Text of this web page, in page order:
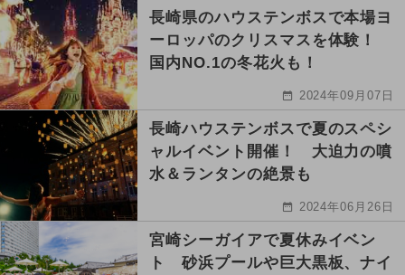
長崎県のハウステンボスで本場ヨ
ーロッパのクリスマスを体験！
国内NO.1の冬花火も！
2024年09月07日
長崎ハウステンボスで夏のスペシ
ャルイベント開催！ 大迫力の噴
水＆ランタンの絶景も
2024年06月26日
宮崎シーガイアで夏休みイベン
ト 砂浜プールや巨大黒板、ナイ